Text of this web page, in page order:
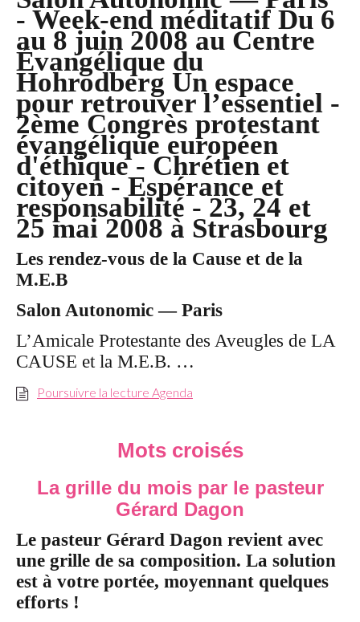
- Week-end méditatif Du 6
au 8 juin 2008 au Centre
Évangélique du
Hohrodberg Un espace
pour retrouver l’essentiel -
2ème Congrès protestant
évangélique européen
d'éthique - Chrétien et
citoyen - Espérance et
responsabilité - 23, 24 et
25 mai 2008 à Strasbourg
Les rendez-vous de la Cause et de la
M.E.B
Salon Autonomic — Paris
L’Amicale Protestante des Aveugles de LA
CAUSE et la M.E.B. …
Poursuivre la lecture Agenda
Mots croisés
La grilledu mois par le pasteur
Gérard Dagon
Le pasteur Gérard Dagon revient avec
une grille de sa composition. La solution
est à votre portée, moyennant quelques
efforts !